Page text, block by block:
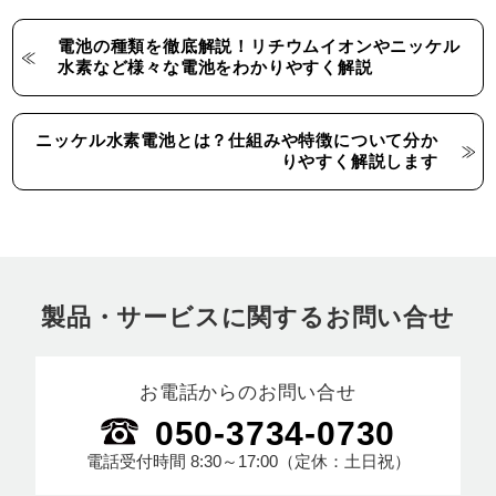
電池の種類を徹底解説！リチウムイオンやニッケル
水素など様々な電池をわかりやすく解説
ニッケル水素電池とは？仕組みや特徴について分か
りやすく解説します
製品・サービスに関するお問い合せ
お電話からのお問い合せ
050-3734-0730
電話受付時間 8:30～17:00（定休：土日祝）